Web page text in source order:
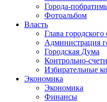
Города-
Фотоальбом
Власть
Глава городского
Администрация
Городская Дума
Контрольно-
Избирательные
Экономика
Экономика
Финансы